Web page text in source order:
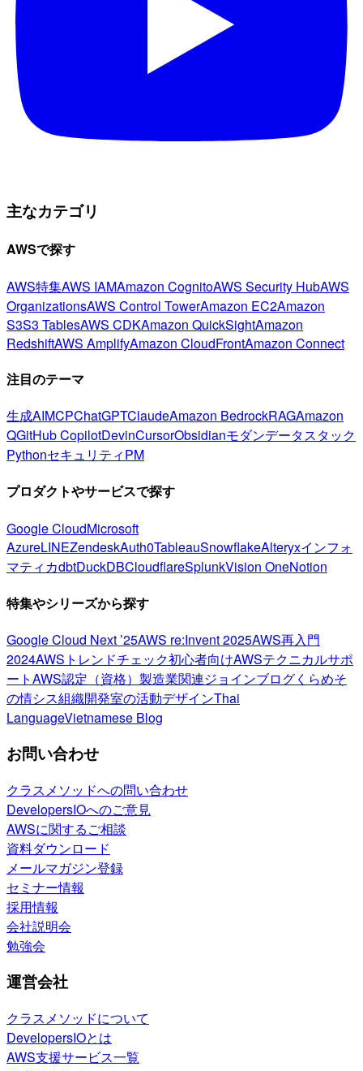
主なカテゴリ
AWSで探す
AWS特集AWS IAMAmazon CognitoAWS Security HubAWS
OrganizationsAWS Control TowerAmazon EC2Amazon
S3S3 TablesAWS CDKAmazon QuickSightAmazon
RedshiftAWS AmplifyAmazon CloudFrontAmazon Connect
注目のテーマ
生成AIMCPChatGPTClaudeAmazon BedrockRAGAmazon
QGitHub CopilotDevinCursorObsidianモダンデータスタック
PythonセキュリティPM
プロダクトやサービスで探す
Google CloudMicrosoft
AzureLINEZendeskAuth0TableauSnowflakeAlteryxインフォ
マティカdbtDuckDBCloudflareSplunkVision OneNotion
特集やシリーズから探す
Google Cloud Next ’25AWS re:Invent 2025AWS再入門
2024AWSトレンドチェック初心者向けAWSテクニカルサポ
ートAWS認定（資格） 製造業関連ジョインブログくらめそ
の情シス組織開発室の活動デザインThai
LanguageVietnamese Blog
お問い合わせ
クラスメソッドへの問い合わせ
DevelopersIOへのご意見
AWSに関するご相談
資料ダウンロード
メールマガジン登録
セミナー情報
採用情報
会社説明会
勉強会
運営会社
クラスメソッドについて
DevelopersIOとは
AWS支援サービス一覧